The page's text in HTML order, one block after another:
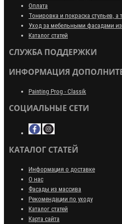
Оплата
Тонировка и покраска стульев,
Уход за мебельными фасадами
Каталог статей
СЛУЖБА ПОДДЕРЖКИ
ИНФОРМАЦИЯ
Painting Prog - Classik
СОЦИАЛЬНЫЕ СЕТИ
КАТАЛОГ СТАТЕЙ
Информация о доставке
О нас
Фасады из массива
Рекомендации по уходу
Каталог статей
Карта сайта